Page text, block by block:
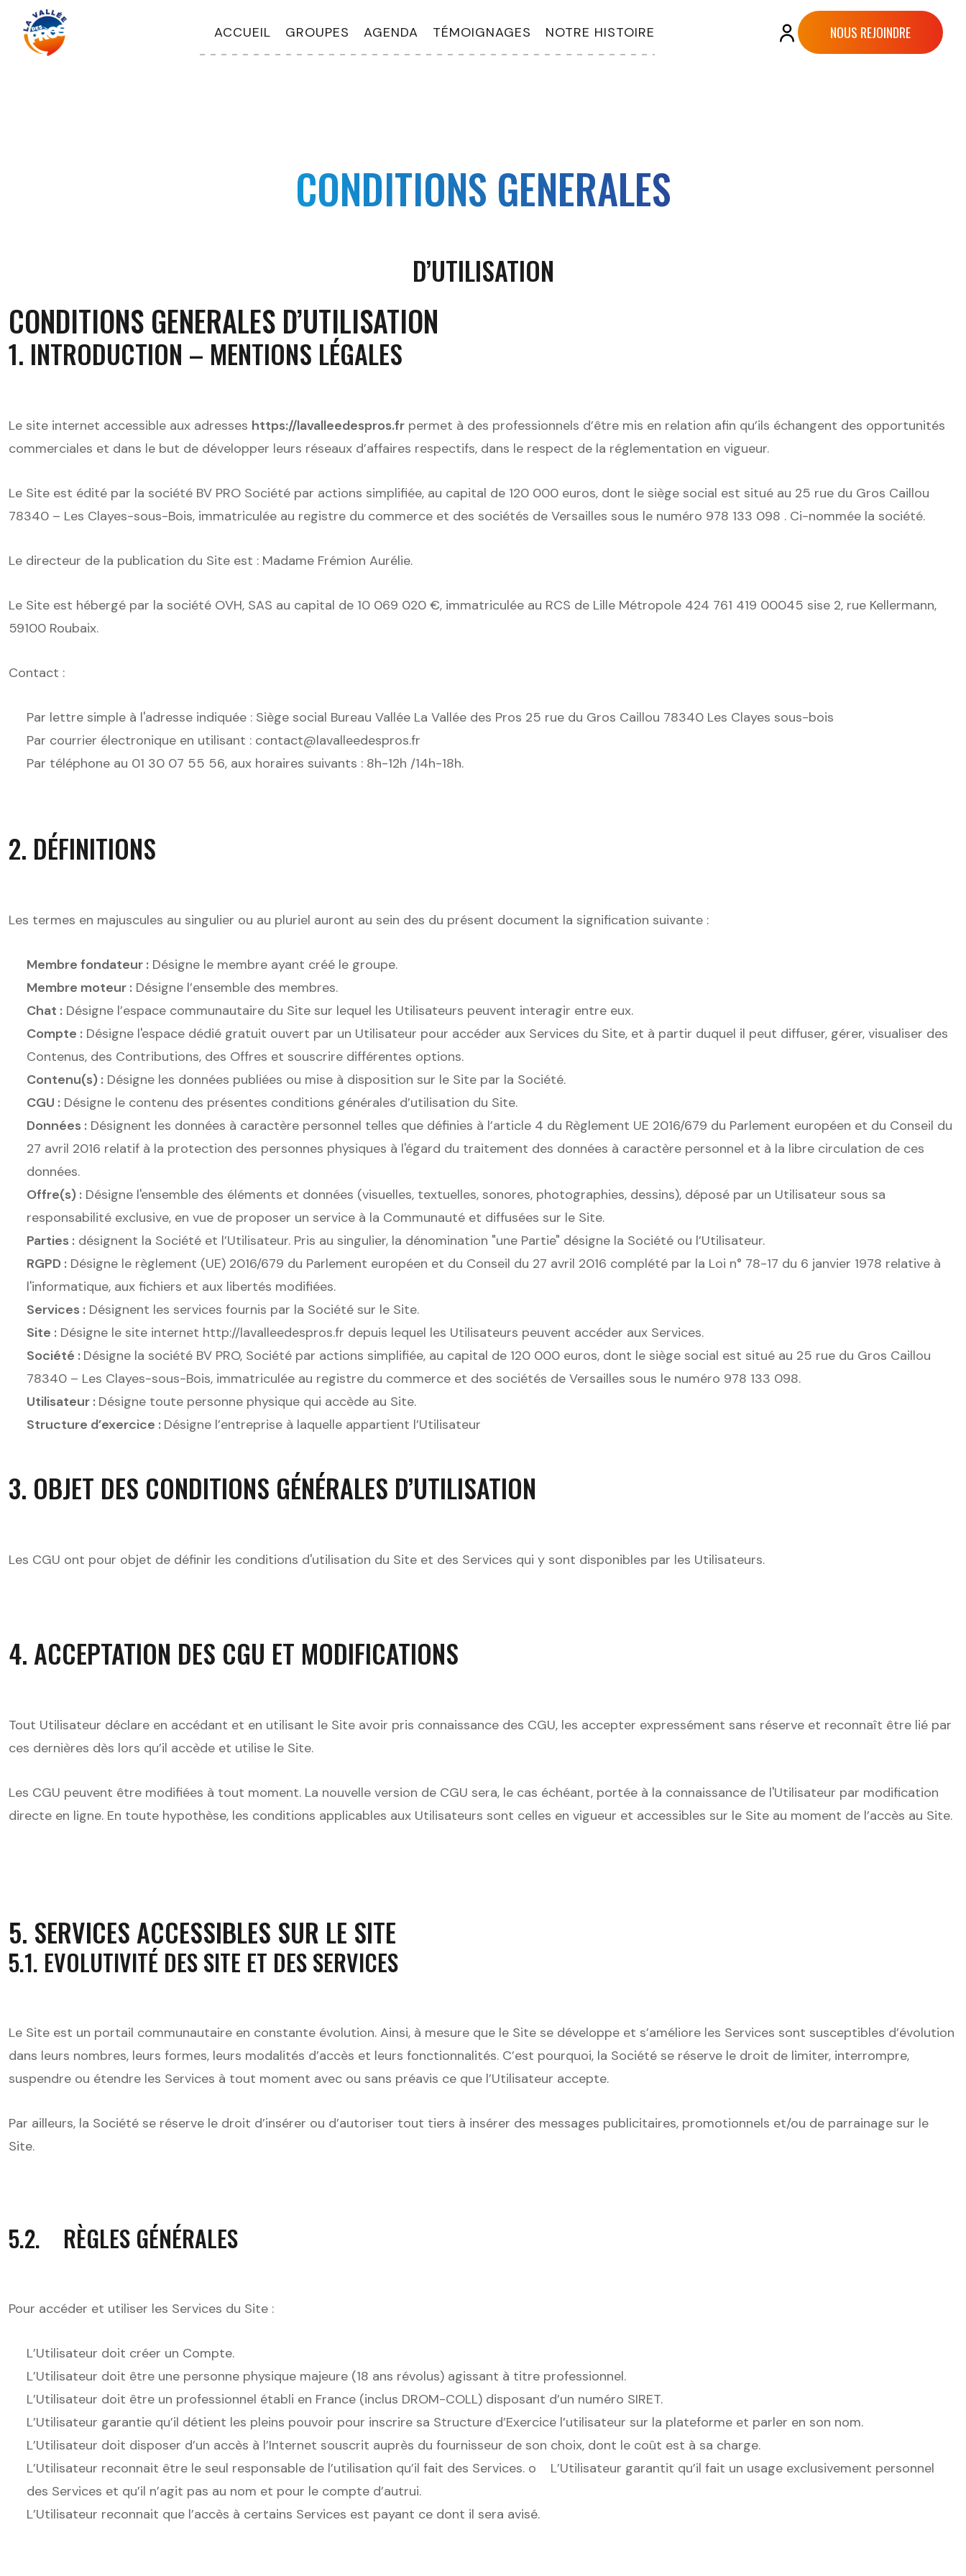
ACCUEIL GROUPES AGENDA TÉMOIGNAGES NOTRE HISTOIRE NOUS REJOINDRE
CONDITIONS GENERALES
D’UTILISATION
CONDITIONS GENERALES D’UTILISATION
1. INTRODUCTION – MENTIONS LÉGALES
Le site internet accessible aux adresses https://lavalleedespros.fr permet à des professionnels d’être mis en relation afin qu’ils échangent des opportunités
commerciales et dans le but de développer leurs réseaux d’affaires respectifs, dans le respect de la réglementation en vigueur.
Le Site est édité par la société BV PRO Société par actions simplifiée, au capital de 120 000 euros, dont le siège social est situé au 25 rue du Gros Caillou
78340 – Les Clayes-sous-Bois, immatriculée au registre du commerce et des sociétés de Versailles sous le numéro 978 133 098 . Ci-nommée la société.
Le directeur de la publication du Site est : Madame Frémion Aurélie.
Le Site est hébergé par la société OVH, SAS au capital de 10 069 020 €, immatriculée au RCS de Lille Métropole 424 761 419 00045 sise 2, rue Kellermann,
59100 Roubaix.
Contact :
Par lettre simple à l'adresse indiquée : Siège social Bureau Vallée La Vallée des Pros 25 rue du Gros Caillou 78340 Les Clayes sous-bois
Par courrier électronique en utilisant : contact@lavalleedespros.fr
Par téléphone au 01 30 07 55 56, aux horaires suivants : 8h-12h /14h-18h.
2. DÉFINITIONS
Les termes en majuscules au singulier ou au pluriel auront au sein des du présent document la signification suivante :
Membre fondateur : Désigne le membre ayant créé le groupe.
Membre moteur : Désigne l’ensemble des membres.
Chat : Désigne l’espace communautaire du Site sur lequel les Utilisateurs peuvent interagir entre eux.
Compte : Désigne l'espace dédié gratuit ouvert par un Utilisateur pour accéder aux Services du Site, et à partir duquel il peut diffuser, gérer, visualiser des
Contenus, des Contributions, des Offres et souscrire différentes options.
Contenu(s) : Désigne les données publiées ou mise à disposition sur le Site par la Société.
CGU : Désigne le contenu des présentes conditions générales d’utilisation du Site.
Données : Désignent les données à caractère personnel telles que définies à l’article 4 du Règlement UE 2016/679 du Parlement européen et du Conseil du
27 avril 2016 relatif à la protection des personnes physiques à l'égard du traitement des données à caractère personnel et à la libre circulation de ces
données.
Offre(s) : Désigne l'ensemble des éléments et données (visuelles, textuelles, sonores, photographies, dessins), déposé par un Utilisateur sous sa
responsabilité exclusive, en vue de proposer un service à la Communauté et diffusées sur le Site.
Parties : désignent la Société et l’Utilisateur. Pris au singulier, la dénomination "une Partie" désigne la Société ou l’Utilisateur.
RGPD : Désigne le règlement (UE) 2016/679 du Parlement européen et du Conseil du 27 avril 2016 complété par la Loi n° 78-17 du 6 janvier 1978 relative à
l'informatique, aux fichiers et aux libertés modifiées.
Services : Désignent les services fournis par la Société sur le Site.
Site : Désigne le site internet http://lavalleedespros.fr depuis lequel les Utilisateurs peuvent accéder aux Services.
Société : Désigne la société BV PRO, Société par actions simplifiée, au capital de 120 000 euros, dont le siège social est situé au 25 rue du Gros Caillou
78340 – Les Clayes-sous-Bois, immatriculée au registre du commerce et des sociétés de Versailles sous le numéro 978 133 098.
Utilisateur : Désigne toute personne physique qui accède au Site.
Structure d’exercice : Désigne l’entreprise à laquelle appartient l’Utilisateur
3. OBJET DES CONDITIONS GÉNÉRALES D’UTILISATION
Les CGU ont pour objet de définir les conditions d'utilisation du Site et des Services qui y sont disponibles par les Utilisateurs.
4. ACCEPTATION DES CGU ET MODIFICATIONS
Tout Utilisateur déclare en accédant et en utilisant le Site avoir pris connaissance des CGU, les accepter expressément sans réserve et reconnaît être lié par
ces dernières dès lors qu’il accède et utilise le Site.
Les CGU peuvent être modifiées à tout moment. La nouvelle version de CGU sera, le cas échéant, portée à la connaissance de l'Utilisateur par modification
directe en ligne. En toute hypothèse, les conditions applicables aux Utilisateurs sont celles en vigueur et accessibles sur le Site au moment de l’accès au Site.
5. SERVICES ACCESSIBLES SUR LE SITE
5.1. EVOLUTIVITÉ DES SITE ET DES SERVICES
Le Site est un portail communautaire en constante évolution. Ainsi, à mesure que le Site se développe et s’améliore les Services sont susceptibles d’évolution
dans leurs nombres, leurs formes, leurs modalités d’accès et leurs fonctionnalités. C’est pourquoi, la Société se réserve le droit de limiter, interrompre,
suspendre ou étendre les Services à tout moment avec ou sans préavis ce que l’Utilisateur accepte.
Par ailleurs, la Société se réserve le droit d’insérer ou d’autoriser tout tiers à insérer des messages publicitaires, promotionnels et/ou de parrainage sur le
Site.
5.2. RÈGLES GÉNÉRALES
Pour accéder et utiliser les Services du Site :
L’Utilisateur doit créer un Compte.
L’Utilisateur doit être une personne physique majeure (18 ans révolus) agissant à titre professionnel.
L’Utilisateur doit être un professionnel établi en France (inclus DROM-COLL) disposant d’un numéro SIRET.
L’Utilisateur garantie qu’il détient les pleins pouvoir pour inscrire sa Structure d’Exercice l’utilisateur sur la plateforme et parler en son nom.
L’Utilisateur doit disposer d’un accès à l’Internet souscrit auprès du fournisseur de son choix, dont le coût est à sa charge.
L’Utilisateur reconnait être le seul responsable de l’utilisation qu’il fait des Services. o L’Utilisateur garantit qu’il fait un usage exclusivement personnel
des Services et qu’il n’agit pas au nom et pour le compte d’autrui.
L’Utilisateur reconnait que l’accès à certains Services est payant ce dont il sera avisé.